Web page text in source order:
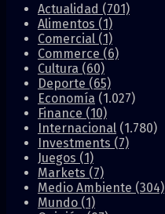
Actualidad (701)
Alimentos (1)
Comercial (1)
Commerce (6)
Cultura (60)
Deporte (65)
Economía (1.027)
Finance (10)
Internacional (1.780)
Investments (7)
Juegos (1)
Markets (7)
Medio Ambiente (304)
Mundo (1)